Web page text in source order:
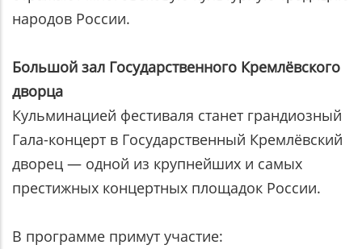
народов России.
Большой зал Государственного Кремлёвского
дворца
Кульминацией фестиваля станет грандиозный
Гала-концерт в Государственный Кремлёвский
дворец — одной из крупнейших и самых
престижных концертных площадок России.
В программе примут участие: